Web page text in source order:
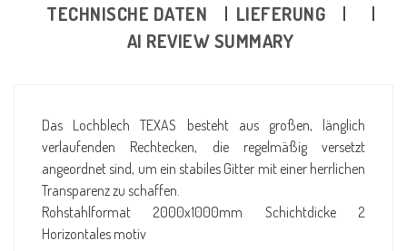
TECHNISCHE DATEN
LIEFERUNG
AI REVIEW SUMMARY
Das Lochblech TEXAS besteht aus großen, länglich
verlaufenden Rechtecken, die regelmäßig versetzt
angeordnet sind, um ein stabiles Gitter mit einer herrlichen
Transparenz zu schaffen.
Rohstahlformat 2000x1000mm Schichtdicke 2
Horizontales motiv